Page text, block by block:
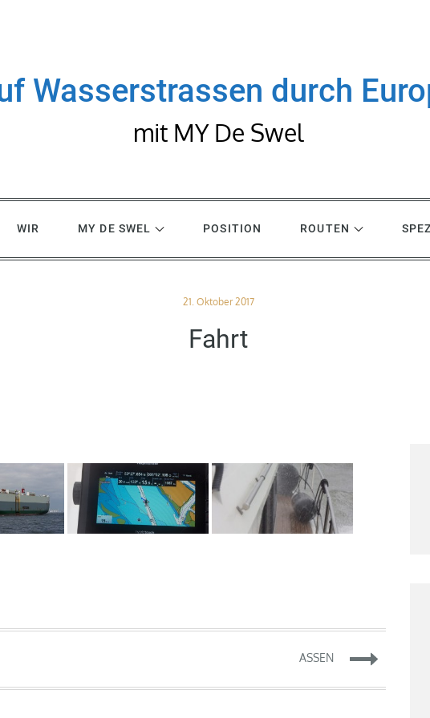
Wasserstrassen durch
mit MY De Swel
WIR MY DE SWEL POSITION ROUTEN
Posted
21. Oktober 2017
Fahrt
ASSEN